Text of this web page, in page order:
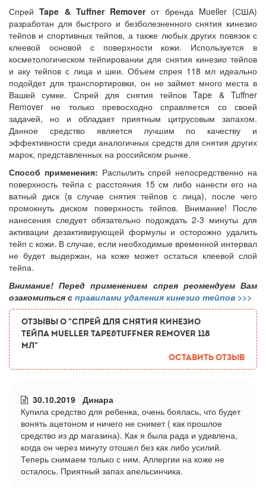
СпрейTape & Tuffner Removerот бренда Mueller (США)
разработан для быстрого и безболезненногоснятия кинезио
тейпов и спортивных тейпов, а также любых других повязок с
клеевой основой с поверхности кожи. Используется в
косметологическом тейпировании для снятия кинезио тейпов
и аку тейпов с лица и шеи. Объем спрея 118 мл идеально
подойдет для транспортировки, он не займет много места в
Вашей сумке. Спрей для снятия тейпов Tape & Tuffner
Remover не только превосходно справляется со своей
задачей, но и обладает приятным цитрусовым запахом.
Данное средство является лучшим по качеству и
эффективности среди аналогичных средств для снятия других
марок, представленных на российском рынке.
Способ применения: Распылить спрей непосредственно на
поверхность тейпа с расстояния 15 см либо нанести его на
ватный диск (в случае снятия тейпов с лица), после чего
промокнуть диском поверхность тейпов. Внимание! После
нанесения следует обязательно подождать 2-3 минуты для
активации дезактивирующей формулы и осторожно удалить
тейп с кожи. В случае, если необходимые временной интервал
не будет выдержан, на коже может остаться клеевой слой
тейпа.
Внимание! Перед применением спрея реомендуем Вам
озакомиться с правилами удаления кинезио тейпов >>>
ОТЗЫВЫ О "Спрей для снятия кинезио
тейпа Mueller Tape&Tuffner Remover 118
мл"
Оставить отзыв
30.10.2019 Динара
Купила средство для ребенка, очень боялась, что будет
вонять ацетоном и ничего не снимет ( как прошлое
средство из др магазина). Как я была рада и удивлена,
когда он через минуту отошел без как либо усилий.
Теперь снимаем только с ним. Аллергии на коже не
осталось. Приятный запах апельсинчика.